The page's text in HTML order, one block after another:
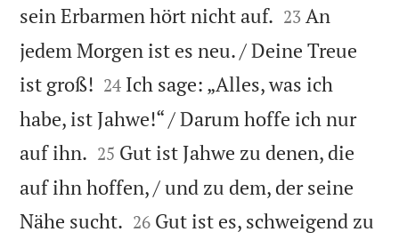
sein Erbarmen hört nicht auf. 

23 An
jedem Morgen ist es neu. / Deine Treue
ist groß! 

24 Ich sage: „Alles, was ich
habe, ist Jahwe!“ / Darum hoffe ich nur
auf ihn. 

25 Gut ist Jahwe zu denen, die
auf ihn hoffen, / und zu dem, der seine
Nähe sucht. 

26 Gut ist es, schweigend zu